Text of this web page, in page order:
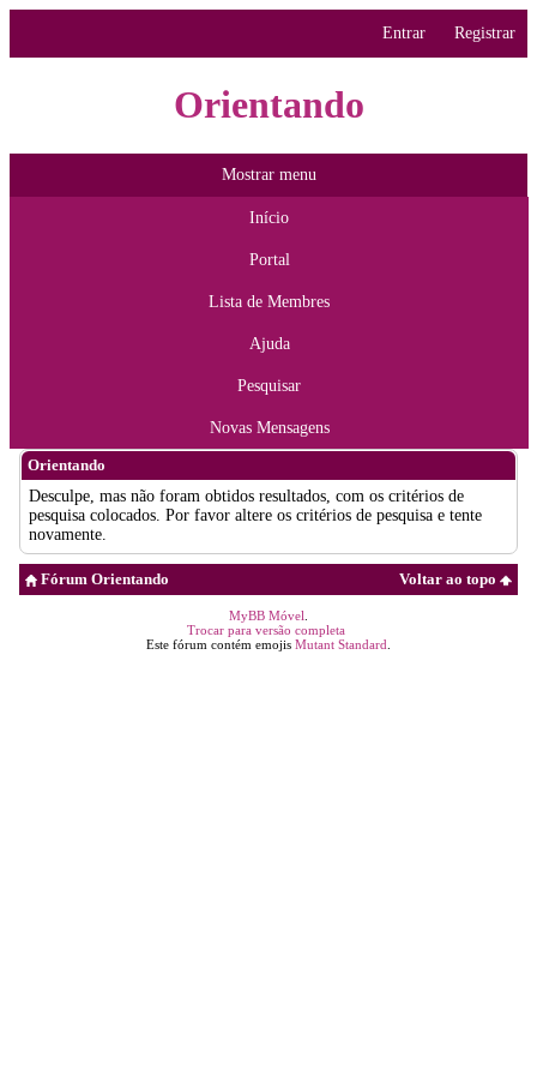
Entrar Registrar
Orientando
Mostrar menu
Início
Portal
Lista de Membres
Ajuda
Pesquisar
Novas Mensagens
Orientando
Desculpe, mas não foram obtidos resultados, com os critérios de
pesquisa colocados. Por favor altere os critérios de pesquisa e tente
novamente.
Voltar ao topo
Fórum Orientando
MyBB Móvel
Trocar para versão completa
Este fórum contém emojis Mutant Standard